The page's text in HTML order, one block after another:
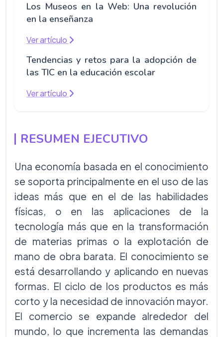
Los Museos en la Web: Una revolución
en la enseñanza
Ver artículo
Tendencias y retos para la adopción de
las TIC en la educación escolar
Ver artículo
RESUMEN EJECUTIVO
Una economía basada en el conocimiento
se soporta principalmente en el uso de las
ideas más que en el de las habilidades
físicas, o en las aplicaciones de la
tecnología más que en la transformación
de materias primas o la explotación de
mano de obra barata. El conocimiento se
está desarrollando y aplicando en nuevas
formas. El ciclo de los productos es más
corto y la necesidad de innovación mayor.
El comercio se expande alrededor del
mundo, lo que incrementa las demandas